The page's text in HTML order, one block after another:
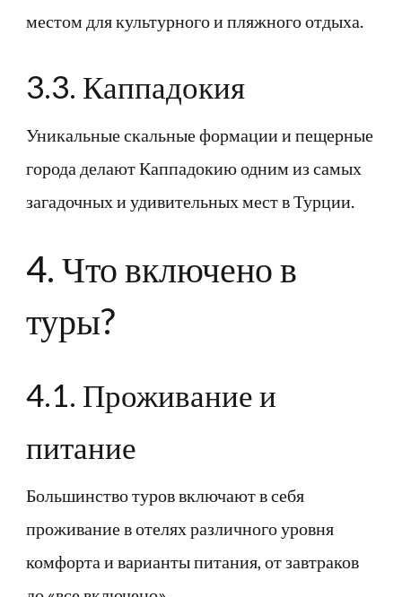
местом для культурного и пляжного отдыха.
3.3. Каппадокия
Уникальные скальные формации и пещерные
города делают Каппадокию одним из самых
загадочных и удивительных мест в Турции.
4. Что включено в
туры?
4.1. Проживание и
питание
Большинство туров включают в себя
проживание в отелях различного уровня
комфорта и варианты питания, от завтраков